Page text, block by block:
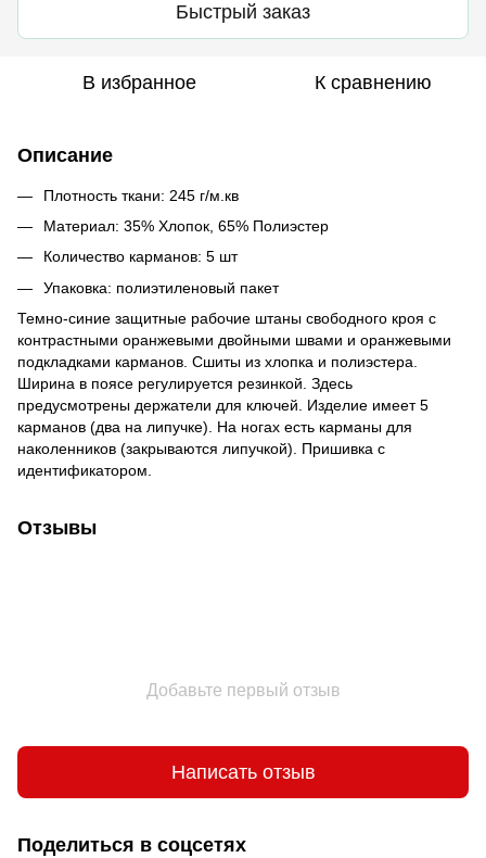
Быстрый заказ
В избранное К сравнению
Описание
Плотность ткани: 245 г/м.кв
Материал: 35% Хлопок, 65% Полиэстер
Количество карманов: 5 шт
Упаковка: полиэтиленовый пакет
Темно-синие защитные рабочие штаны свободного кроя с
контрастными оранжевыми двойными швами и оранжевыми
подкладками карманов. Сшиты из хлопка и полиэстера.
Ширина в поясе регулируется резинкой. Здесь
предусмотрены держатели для ключей. Изделие имеет 5
карманов (два на липучке). На ногах есть карманы для
наколенников (закрываются липучкой). Пришивка с
идентификатором.
Отзывы
Добавьте первый отзыв
Написать отзыв
Поделиться в соцсетях